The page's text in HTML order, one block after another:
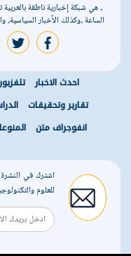
، هي شبكة إخبارية ناطقة
الساعة ،وكذلك الأخبار السياسية،
facebook
احدث الاخبار
تقارير وتحقيقات
انفوجراف متن
اشترك في النشرة
للعلوم